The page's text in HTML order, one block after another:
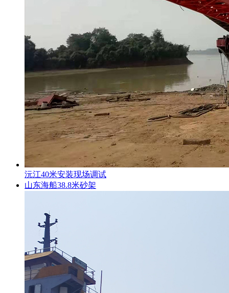
沅江40米安装现场调试
山东海船38.8米砂架